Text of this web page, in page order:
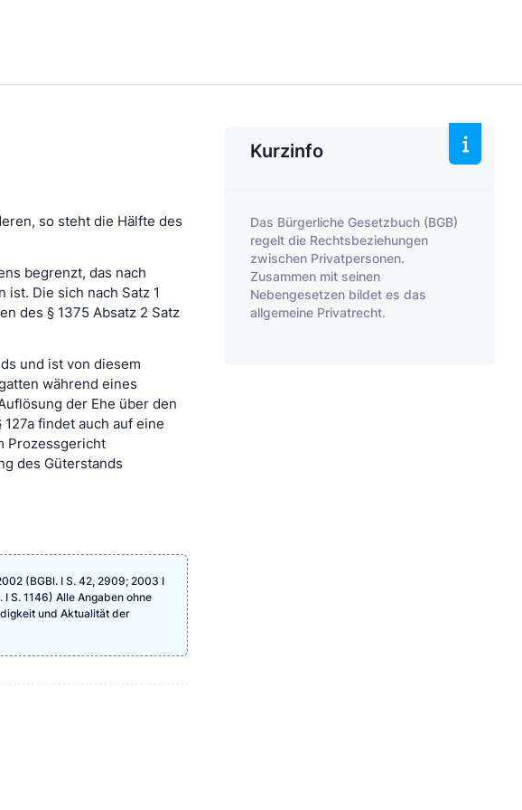
so steht die Hälfte des
begrenzt, das nach
Die sich nach Satz 1
des § 1375 Absatz 2 Satz
und ist von diesem
während eines
der Ehe über den
findet auch auf eine
Prozessgericht
des Güterstands
(BGBl. I S. 42, 2909; 2003 I
S. 1146) Alle Angaben ohne
und Aktualität der
Kurzinfo
Das Bürgerliche Gesetzbuch (BGB)
regelt die Rechtsbeziehungen
zwischen Privatpersonen.
Zusammen mit seinen
Nebengesetzen bildet es das
allgemeine Privatrecht.